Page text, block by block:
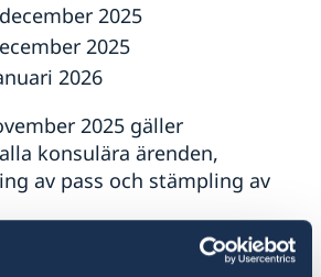
2025
2025
2026
2025 gäller
konsulära ärenden,
av pass och stämpling av
via vår hemsida: